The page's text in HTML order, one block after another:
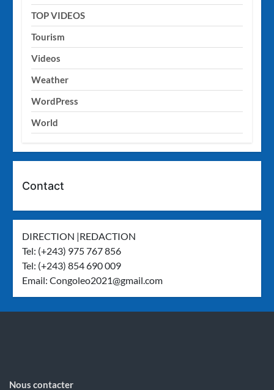
TOP VIDEOS
Tourism
Videos
Weather
WordPress
World
Contact
DIRECTION |REDACTION
Tel: (+243) 975 767 856
Tel: (+243) 854 690 009
Email:Congoleo2021@gmail.com
Nous contacter